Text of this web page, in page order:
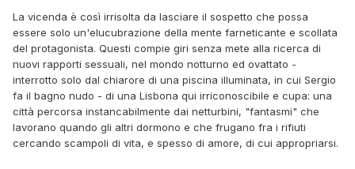
La vicenda è così irrisolta da lasciare il sospetto che possa
essere solo un'elucubrazione della mente farneticante e scollata
del protagonista. Questi compie giri senza mete alla ricerca di
nuovi rapporti sessuali, nel mondo notturno ed ovattato -
interrotto solo dal chiarore di una piscina illuminata, in cui Sergio
fa il bagno nudo - di una Lisbona qui irriconoscibile e cupa: una
città percorsa instancabilmente dai netturbini, "fantasmi" che
lavorano quando gli altri dormono e che frugano fra i rifiuti
cercando scampoli di vita, e spesso di amore, di cui appropriarsi.